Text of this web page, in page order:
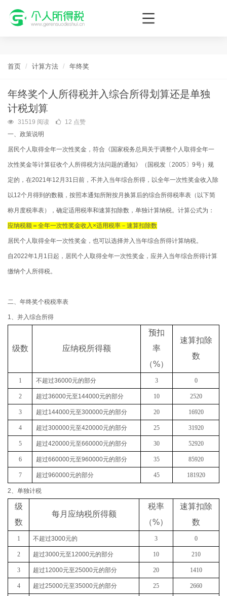
个人所得税网，最新个税资讯平台，您的个税管理专家！
首页 计算方法 年终奖
年终奖个人所得税并入综合所得划算还是单独
计税划算
31519 阅读
12 点赞
一、政策说明
居民个人取得全年一次性奖金，符合《国家税务总局关于调整个人取得全年一
次性奖金等计算征收个人所得税方法问题的通知》（国税发〔2005〕9号）规
定的，在2021年12月31日前，不并入当年综合所得，以全年一次性奖金收入除
以12个月得到的数额，按照本通知所附按月换算后的综合所得税率表（以下简
称月度税率表），确定适用税率和速算扣除数，单独计算纳税。计算公式为：
应纳税额＝全年一次性奖金收入×适用税率－速算扣除数
居民个人取得全年一次性奖金，也可以选择并入当年综合所得计算纳税。
自2022年1月1日起，居民个人取得全年一次性奖金，应并入当年综合所得计算
缴纳个人所得税。
二、年终奖个税税率表
1、并入综合所得
级数 应纳税所得额
预扣
率
（%）
速算扣除
数
1 不超过36000元的部分 3 0
2 超过36000元至144000元的部分 10 2520
3 超过144000元至300000元的部分 20 16920
4 超过300000元至420000元的部分 25 31920
5 超过420000元至660000元的部分 30 52920
6 超过660000元至960000元的部分 35 85920
7 超过960000元的部分 45 181920
2、单独计税
级
数
每月应纳税所得额
税率
（%）
速算扣除
数
1 不超过3000元的 3 0
2 超过3000元至12000元的部分 10 210
3 超过12000元至25000元的部分 20 1410
4 超过25000元至35000元的部分 25 2660